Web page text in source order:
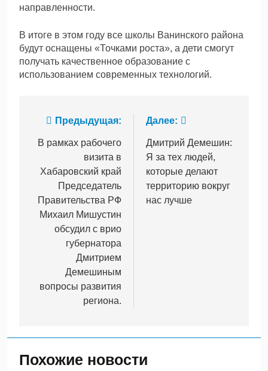
направленности.
В итоге в этом году все школы Ванинского района
будут оснащены «Точками роста», а дети смогут
получать качественное образование с
использованием современных технологий.
Навигация
по
записям
Предыдущая:
В рамках рабочего
визита в
Хабаровский край
Председатель
Правительства РФ
Михаил Мишустин
обсудил с врио
губернатора
Дмитрием
Демешиным
вопросы развития
региона.
Далее:
Дмитрий Демешин:
Я за тех людей,
которые делают
территорию вокруг
нас лучше
Похожие новости